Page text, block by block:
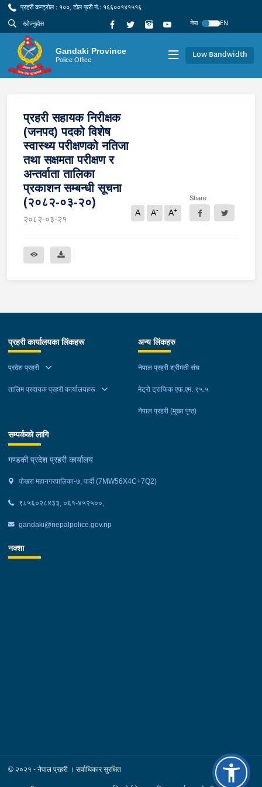
प्रहरी कन्ट्रोल : १००, टोल फ्री नं.: १६६००१४१५१६
नेपा
EN
Gandaki Province
Police Office Low Bandwidth
प्रहरी सहायक निरीक्षक
(जनपद) पदको विशेष
स्वास्थ्य परीक्षणको नतिजा
तथा सक्षमता परीक्षण र
अन्तर्वाता तालिका
प्रकाशन सम्बन्धी सूचना
(२०८२-०३-२०)
२०८२-०३-२१
A A- A+
Share
प्रहरी कार्यालयका लिंकहरू
प्रदेश प्रहरी
तालिम प्रदायक प्रहरी कार्यालयहरू
अन्य लिंकहरु
नेपाल प्रहरी श्रीमती संघ
मेट्रो ट्राफिक एफ.एम. ९५.५
नेपाल प्रहरी (मुख्य पृष्ठ)
सम्पर्कको लागि
गण्डकी प्रदेश प्रहरी कार्यालय
पोखरा महानगरपालिका-७, पार्दी (7MW56X4C+7Q2)
९८५६०२८४३३, ०६१-४५२५००,
gandaki@nepalpolice.gov.np
नक्शा
© २०२१ - नेपाल प्रहरी । सर्वाधिकार सुरक्षित